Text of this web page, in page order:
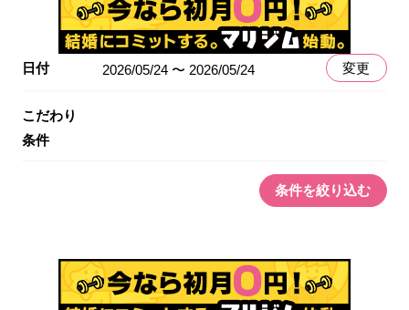
日付 2026/05/24 〜 2026/05/24 変更
こだわり
条件
条件を絞り込む